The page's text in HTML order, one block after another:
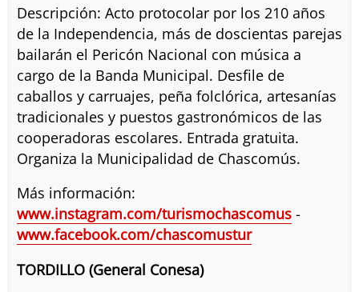
Descripción: Acto protocolar por los 210 años
de la Independencia, más de doscientas parejas
bailarán el Pericón Nacional con música a
cargo de la Banda Municipal. Desfile de
caballos y carruajes, peña folclórica, artesanías
tradicionales y puestos gastronómicos de las
cooperadoras escolares. Entrada gratuita.
Organiza la Municipalidad de Chascomús.
Más información:
www.instagram.com/turismochascomus-
www.facebook.com/chascomustur
TORDILLO (General Conesa)